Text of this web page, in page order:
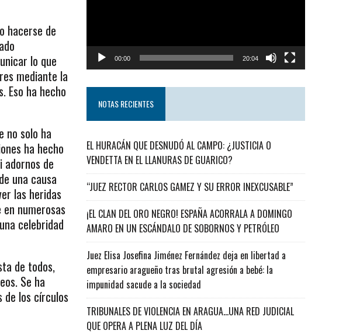
hacerse de
lo que
mediante la
Eso ha hecho
no solo ha
ha hecho
adornos de
una causa
las heridas
numerosas
celebridad
de todos,
Se ha
de los círculos
00:00 20:04
NOTAS RECIENTES
EL HURACÁN QUE DESNUDÓ AL CAMPO: ¿JUSTICIA O
VENDETTA EN EL LLANURAS DE GUARICO?
“JUEZ RECTOR CARLOS GAMEZ Y SU ERROR INEXCUSABLE”
¡EL CLAN DEL ORO NEGRO! ESPAÑA ACORRALA A DOMINGO
AMARO EN UN ESCÁNDALO DE SOBORNOS Y PETRÓLEO
Juez Elisa Josefina Jiménez Fernández deja en libertad a
empresario aragueño tras brutal agresión a bebé: la
impunidad sacude a la sociedad
TRIBUNALES DE VIOLENCIA EN ARAGUA…UNA RED JUDICIAL
QUE OPERA A PLENA LUZ DEL DÍA